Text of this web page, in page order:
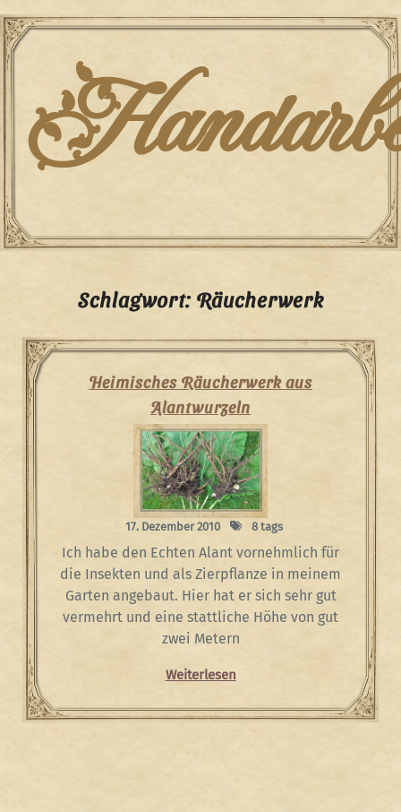
Skip
to
content
Schlagwort: Räucherwerk
Heimisches Räucherwerk aus
Alantwurzeln
17. Dezember 2010 8 tags
Ich habe den Echten Alant vornehmlich für
die Insekten und als Zierpflanze in meinem
Garten angebaut. Hier hat er sich sehr gut
vermehrt und eine stattliche Höhe von gut
zwei Metern
Weiterlesen